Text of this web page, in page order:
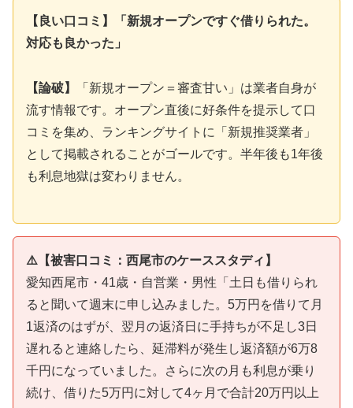
【良い口コミ】「新規オープンですぐ借りられた。
対応も良かった」
【論破】
「新規オープン＝審査甘い」は業者自身が
流す情報です。オープン直後に好条件を提示して口
コミを集め、ランキングサイトに「新規推奨業者」
として掲載されることがゴールです。半年後も1年後
も利息地獄は変わりません。
⚠️【被害口コミ：西尾市のケーススタディ】
愛知西尾市・41歳・自営業・男性「土日も借りられ
ると聞いて週末に申し込みました。5万円を借りて月
1返済のはずが、翌月の返済日に手持ちが不足し3日
遅れると連絡したら、延滞料が発生し返済額が6万8
千円になっていました。さらに次の月も利息が乗り
続け、借りた5万円に対して4ヶ月で合計20万円以上